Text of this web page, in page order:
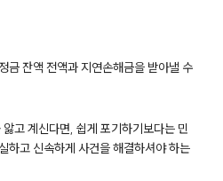
룹소개
금 잔액 전액과 지연손해금을 받아낼 수
고 계신다면, 쉽게 포기하기보다는 민
하고 신속하게 사건을 해결하셔야 하는